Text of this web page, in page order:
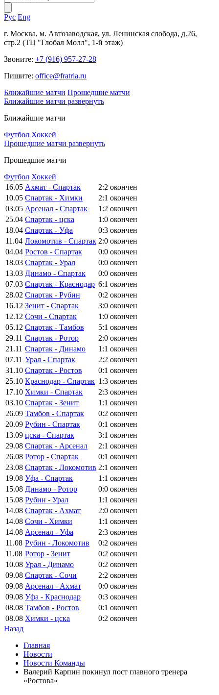
Рус Eng
г. Москва, м. Автозаводская, ул. Ленинская слобода, д.26,
стр.2 (ТЦ "Глобал Молл", 1-й этаж)
Звоните: +7 (916) 957-27-28
Пишите: office@fratria.ru
Ближайшие матчи Прошедшие матчи
Ближайшие матчи развернуть
Ближайшие матчи
Футбол Хоккей
Прошедшие матчи развернуть
Прошедшие матчи
Футбол Хоккей
16.05 Ахмат - Спартак 2:2 окончен
10.05 Спартак - Химки 2:1 окончен
03.05 Арсенал - Спартак 1:2 окончен
25.04 Спартак - цска 1:0 окончен
18.04 Спартак - Уфа 0:3 окончен
11.04 Локомотив - Спартак 2:0 окончен
04.04 Ростов - Спартак 0:0 окончен
18.03 Спартак - Урал 0:0 окончен
13.03 Динамо - Спартак 0:0 окончен
07.03 Спартак - Краснодар 6:1 окончен
28.02 Спартак - Рубин 0:2 окончен
16.12 Зенит - Спартак 3:0 окончен
12.12 Сочи - Спартак 1:0 окончен
05.12 Спартак - Тамбов 5:1 окончен
29.11 Спартак - Ротор 2:0 окончен
21.11 Спартак - Динамо 1:1 окончен
07.11 Урал - Спартак 2:2 окончен
31.10 Спартак - Ростов 0:1 окончен
25.10 Краснодар - Спартак 1:3 окончен
17.10 Химки - Спартак 2:3 окончен
03.10 Спартак - Зенит 1:1 окончен
26.09 Тамбов - Спартак 0:2 окончен
20.09 Рубин - Спартак 0:1 окончен
13.09 цска - Спартак 3:1 окончен
29.08 Спартак - Арсенал 2:1 окончен
26.08 Ротор - Спартак 0:1 окончен
23.08 Спартак - Локомотив 2:1 окончен
19.08 Уфа - Спартак 1:1 окончен
15.08 Динамо - Ротор 0:0 окончен
15.08 Рубин - Урал 1:1 окончен
14.08 Спартак - Ахмат 2:0 окончен
14.08 Сочи - Химки 1:1 окончен
14.08 Арсенал - Уфа 2:3 окончен
11.08 Рубин - Локомотив 0:2 окончен
11.08 Ротор - Зенит 0:2 окончен
10.08 Урал - Динамо 0:2 окончен
09.08 Спартак - Сочи 2:2 окончен
09.08 Арсенал - Ахмат 0:0 окончен
09.08 Уфа - Краснодар 0:3 окончен
08.08 Тамбов - Ростов 0:1 окончен
08.08 Химки - цска 0:2 окончен
Назад
Главная
Новости
Новости Команды
Валерий Карпин покинул пост главного тренера
«Ростова»